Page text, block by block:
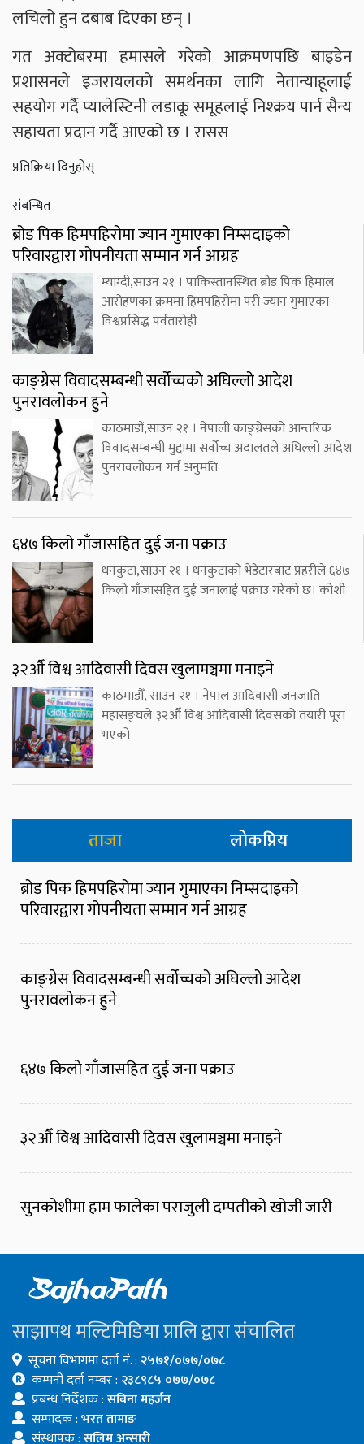
लचिलो हुन दबाब दिएका छन् ।
गत अक्टोबरमा हमासले गरेको आक्रमणपछि बाइडेन
प्रशासनले इजरायलको समर्थनका लागि नेतान्याहूलाई
सहयोग गर्दै प्यालेस्टिनी लडाकू समूहलाई निश्क्रय पार्न सैन्य
सहायता प्रदान गर्दै आएको छ । रासस
प्रतिक्रिया दिनुहोस्
संबन्धित
ब्रोड पिक हिमपहिरोमा ज्यान गुमाएका निम्सदाइको
परिवारद्वारा गोपनीयता सम्मान गर्न आग्रह
म्याग्दी,साउन २१ । पाकिस्तानस्थित ब्रोड पिक हिमाल
आरोहणका क्रममा हिमपहिरोमा परी ज्यान गुमाएका
विश्वप्रसिद्ध पर्वतारोही
काङ्ग्रेस विवादसम्बन्धी सर्वोच्चको अघिल्लो आदेश
पुनरावलोकन हुने
काठमाडौं,साउन २१ । नेपाली काङ्ग्रेसको आन्तरिक
विवादसम्बन्धी मुद्दामा सर्वोच्च अदालतले अघिल्लो आदेश
पुनरावलोकन गर्न अनुमति
६४७ किलो गाँजासहित दुई जना पक्राउ
धनकुटा,साउन २१ । धनकुटाको भेडेटारबाट प्रहरीले ६४७
किलो गाँजासहित दुई जनालाई पक्राउ गरेको छ। कोशी
३२औँ विश्व आदिवासी दिवस खुलामञ्चमा मनाइने
काठमाडौँ, साउन २१ । नेपाल आदिवासी जनजाति
महासङ्घले ३२औँ विश्व आदिवासी दिवसको तयारी पूरा
भएको
ताजा लोकप्रिय
ब्रोड पिक हिमपहिरोमा ज्यान गुमाएका निम्सदाइको
परिवारद्वारा गोपनीयता सम्मान गर्न आग्रह
काङ्ग्रेस विवादसम्बन्धी सर्वोच्चको अघिल्लो आदेश
पुनरावलोकन हुने
६४७ किलो गाँजासहित दुई जना पक्राउ
३२औँ विश्व आदिवासी दिवस खुलामञ्चमा मनाइने
सुनकोशीमा हाम फालेका पराजुली दम्पतीको खोजी जारी
साझापथ मल्टिमिडिया प्रालि द्वारा संचालित
सूचना विभागमा दर्ता नं. : २५७१/०७७/०७८
कम्पनी दर्ता नम्बर : २३८९८५ ०७७/०७८
प्रबन्ध निर्देशक :सबिना महर्जन
सम्पादक :भरत तामाङ
संस्थापक :सलिम अन्सारी